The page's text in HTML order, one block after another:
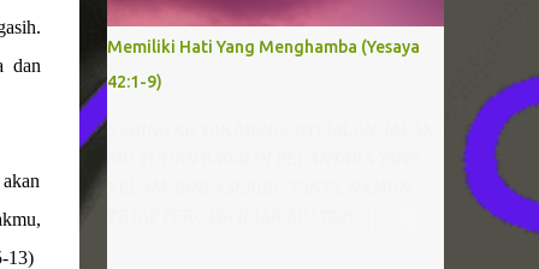
dan
13)
Memiliki Hati Yang Menghamba (Yesaya
42:1-9)